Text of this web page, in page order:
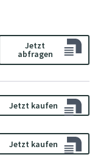
Jetzt
abfragen
Jetzt kaufen
Jetzt kaufen